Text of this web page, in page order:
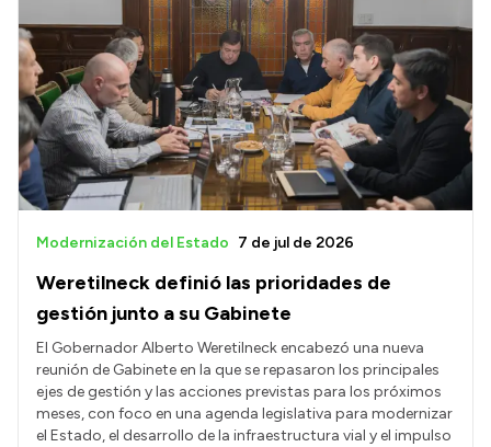
Weretilneck definió las prioridades de
gestión junto a su Gabinete
Modernización del Estado 7 de jul de 2026
El Gobernador Alberto Weretilneck encabezó una nueva
reunión de Gabinete en la que se repasaron los principales
ejes de gestión y las acciones previstas para los próximos
meses, con foco en una agenda legislativa para modernizar
el Estado, el desarrollo de la infraestructura vial y el impulso